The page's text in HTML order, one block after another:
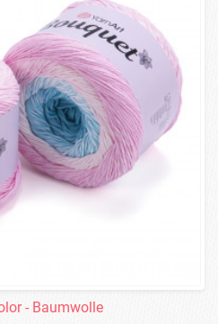
- Baumwolle